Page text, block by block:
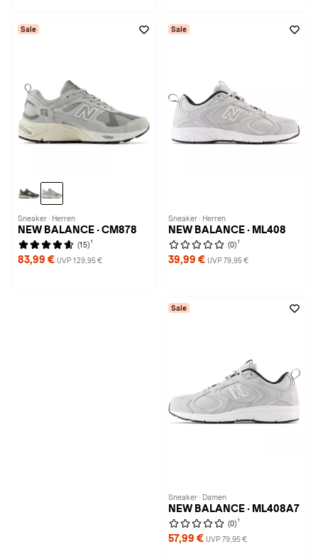
Sale
Sneaker · Herren
NEW BALANCE · CM878
(15) 1
83,99 € UVP 129,95 €
Sale
Sneaker · Herren
NEW BALANCE · ML408
(0) 1
39,99 € UVP 79,95 €
Sale
Sneaker · Damen
NEW BALANCE · ML408A7
(0) 1
57,99 € UVP 79,95 €